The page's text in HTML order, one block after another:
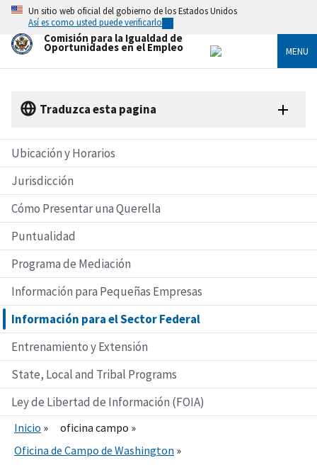
Skip
main
content
Un sitio web oficial del gobierno de los Estados Unidos
Así es como usted puede verificarlo
Comisión para la Igualdad de
Oportunidades en el Empleo MENU
Traduzca esta pagina
Ubicación y Horarios
Jurisdicción
Cómo Presentar una Querella
Puntualidad
Programa de Mediación
Información para Pequeñas Empresas
Información para el Sector Federal
Entrenamiento y Extensión
State, Local and Tribal Programs
Ley de Libertad de Información (FOIA)
Inicio
oficina campo
Oficina de Campo de Washington